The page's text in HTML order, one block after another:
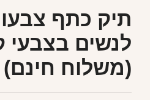
תיק כתף
לנשים בצבעי
(משלוח חינם)